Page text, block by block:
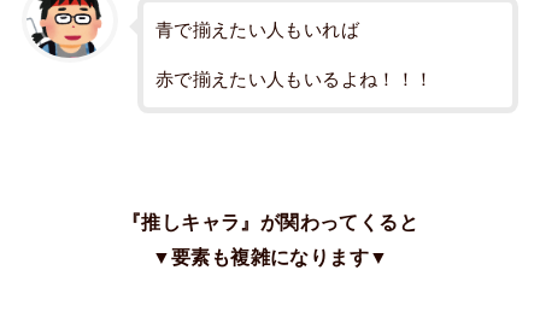
青で揃えたい人もいれば
赤で揃えたい人もいるよね！！！
『推しキャラ』が関わってくると
▼要素も複雑になります▼